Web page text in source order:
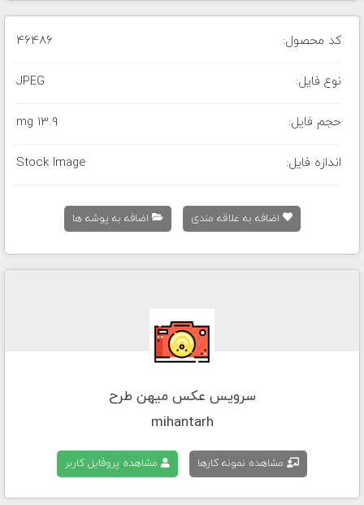
کد محصول: 46486
نوع فایل: JPEG
حجم فایل: 13.9 mg
اندازه فایل: Stock Image
اضافه به علاقه مندی اضافه به پوشه ها
سرویس عکس میهن طرح
mihantarh
مشاهده نمونه کارها مشاهده پروفایل کاربر